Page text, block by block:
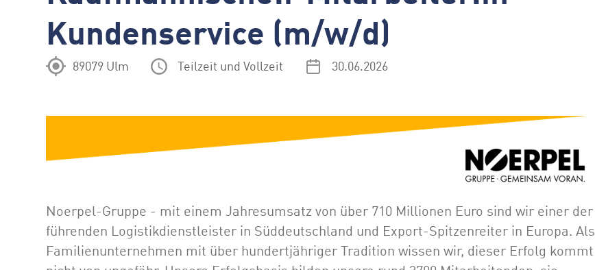
Kundenservice (m/w/d)
89079 Ulm Teilzeit und Vollzeit 30.06.2026
Noerpel-Gruppe - mit einem Jahresumsatz von über 710 Millionen Euro sind wir einer der
führenden Logistikdienstleister in Süddeutschland und Export-Spitzenreiter in Europa. Als
Familienunternehmen mit über hundertjähriger Tradition wissen wir, dieser Erfolg kommt